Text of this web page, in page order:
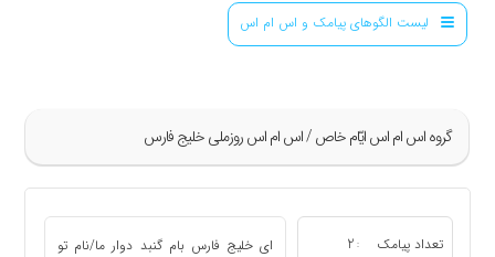
لیست الگوهای پیامک و اس ام اس
گروه اس ام اس ايّام خاص / اس ام اس روزملی خلیج فارس
تعداد پیامک :
2
ای خلیج فارس بام گنبد دوار ما/نام تو